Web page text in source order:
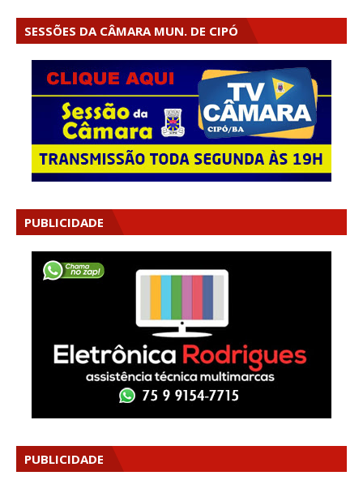
SESSÕES DA CÂMARA MUN. DE CIPÓ
PUBLICIDADE
PUBLICIDADE